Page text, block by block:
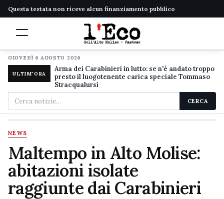
Questa testata non riceve alcun finanziamento pubblico
GIOVEDÌ 6 AGOSTO 2026
ULTIM'ORA
Arma dei Carabinieri in lutto: se n'è andato troppo
presto il luogotenente carica speciale Tommaso
Stracqualursi
Cerca
nel
sito
CERCA
NEWS
Maltempo in Alto Molise:
abitazioni isolate
raggiunte dai Carabinieri